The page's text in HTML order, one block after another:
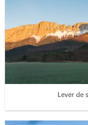
Lever de